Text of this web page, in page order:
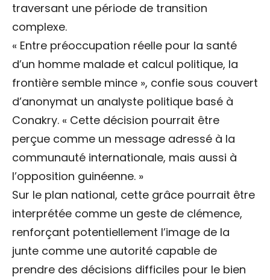
traversant une période de transition
complexe.
« Entre préoccupation réelle pour la santé
d’un homme malade et calcul politique, la
frontière semble mince », confie sous couvert
d’anonymat un analyste politique basé à
Conakry. « Cette décision pourrait être
perçue comme un message adressé à la
communauté internationale, mais aussi à
l’opposition guinéenne. »
Sur le plan national, cette grâce pourrait être
interprétée comme un geste de clémence,
renforçant potentiellement l’image de la
junte comme une autorité capable de
prendre des décisions difficiles pour le bien